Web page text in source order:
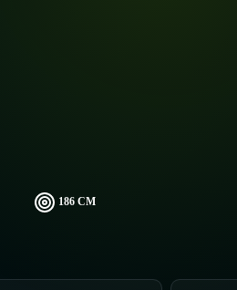
186 CM